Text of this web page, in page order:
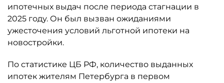
ипотечных выдач после периода стагнации в
2025 году. Он был вызван ожиданиями
ужесточения условий льготной ипотеки на
новостройки.
По статистике ЦБ РФ, количество выданных
ипотек жителям Петербурга в первом